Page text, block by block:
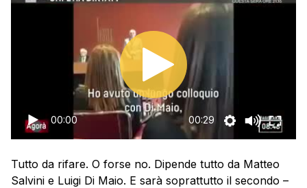
00:00 00:29
Tutto da rifare. O forse no. Dipende tutto da Matteo
Salvini e Luigi Di Maio. E sarà soprattutto il secondo –